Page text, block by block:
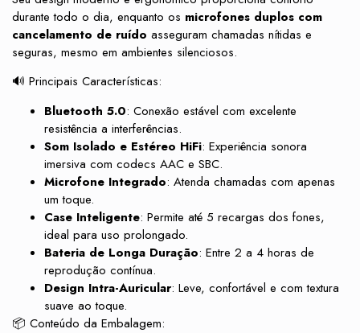
durante todo o dia, enquanto os microfones duplos com
cancelamento de ruído asseguram chamadas nítidas e
seguras, mesmo em ambientes silenciosos.
🔊 Principais Características:
Bluetooth 5.0: Conexão estável com excelente
resistência a interferências.
Som Isolado e Estéreo HiFi: Experiência sonora
imersiva com codecs AAC e SBC.
Microfone Integrado: Atenda chamadas com apenas
um toque.
Case Inteligente: Permite até 5 recargas dos fones,
ideal para uso prolongado.
Bateria de Longa Duração: Entre 2 a 4 horas de
reprodução contínua.
Design Intra-Auricular: Leve, confortável e com textura
suave ao toque.
📦 Conteúdo da Embalagem: